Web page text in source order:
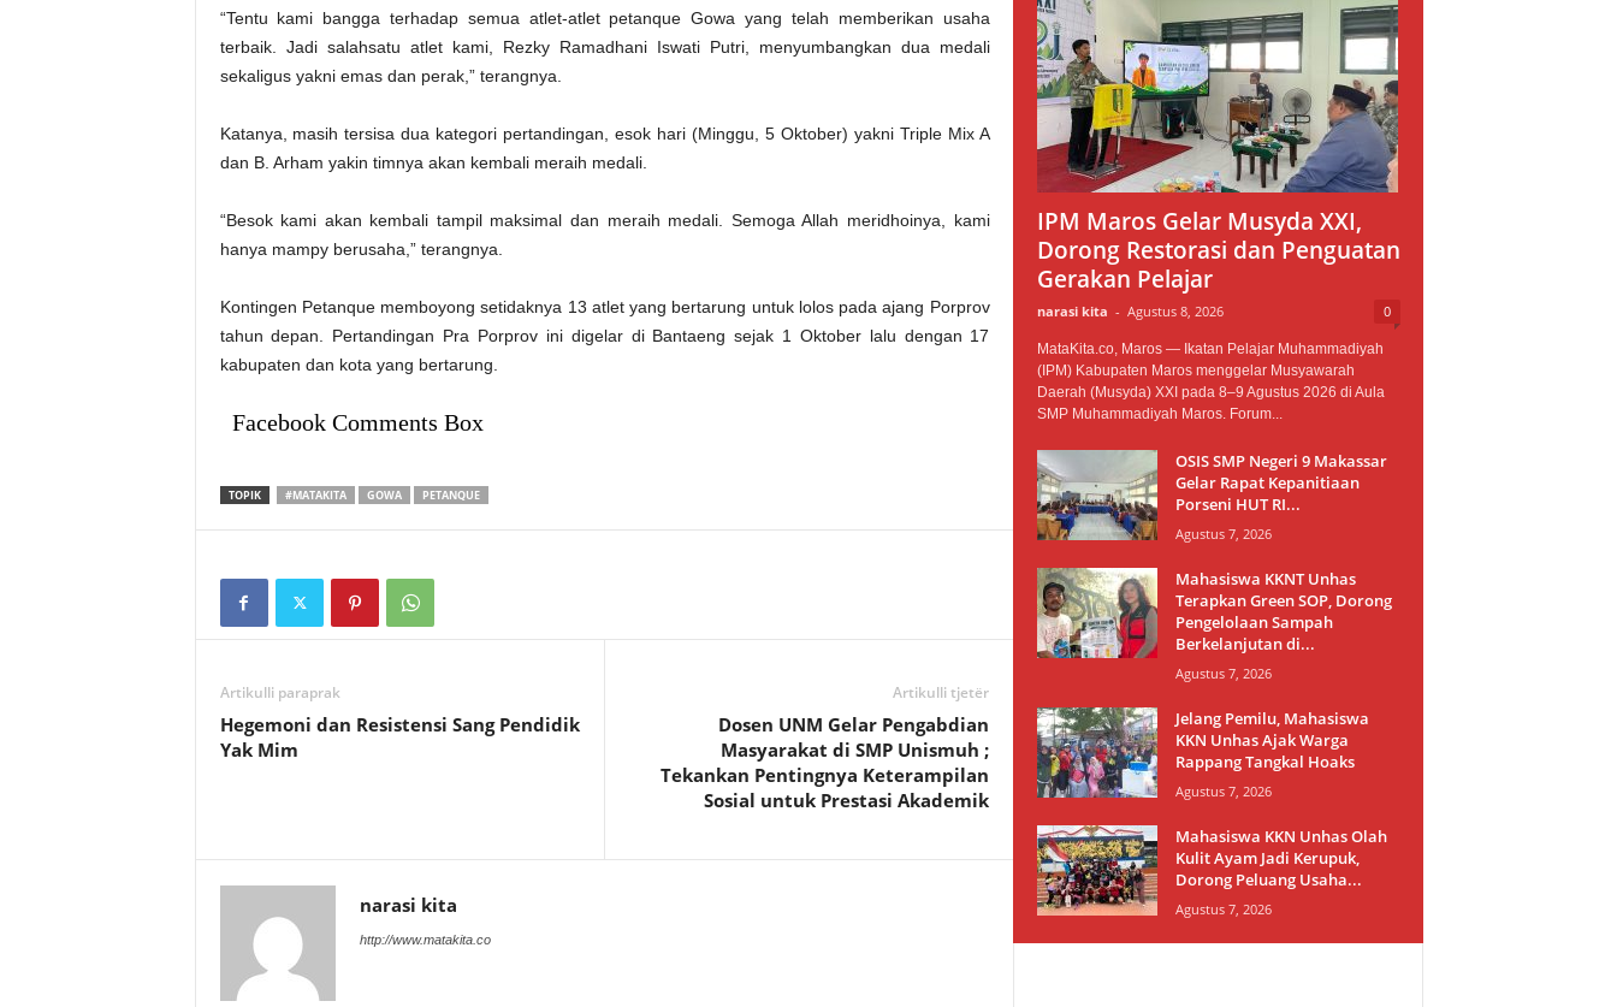
“Tentu kami bangga terhadap semua atlet-atlet petanque Gowa yang telah memberikan usaha
terbaik. Jadi salahsatu atlet kami, Rezky Ramadhani Iswati Putri, menyumbangkan dua medali
sekaligus yakni emas dan perak,” terangnya.
Katanya, masih tersisa dua kategori pertandingan, esok hari (Minggu, 5 Oktober) yakni Triple Mix A
dan B. Arham yakin timnya akan kembali meraih medali.
“Besok kami akan kembali tampil maksimal dan meraih medali. Semoga Allah meridhoinya, kami
hanya mampy berusaha,” terangnya.
Kontingen Petanque memboyong setidaknya 13 atlet yang bertarung untuk lolos pada ajang Porprov
tahun depan. Pertandingan Pra Porprov ini digelar di Bantaeng sejak 1 Oktober lalu dengan 17
kabupaten dan kota yang bertarung.
Facebook Comments Box
TOPIK #MATAKITA GOWA PETANQUE
Artikulli paraprak
Hegemoni dan Resistensi Sang Pendidik
Yak Mim
Artikulli tjetër
Dosen UNM Gelar Pengabdian
Masyarakat di SMP Unismuh ;
Tekankan Pentingnya Keterampilan
Sosial untuk Prestasi Akademik
narasi kita
http://www.matakita.co
IPM Maros Gelar Musyda XXI,
Dorong Restorasi dan Penguatan
Gerakan Pelajar
narasi kita - Agustus 8, 2026 0
MataKita.co, Maros — Ikatan Pelajar Muhammadiyah
(IPM) Kabupaten Maros menggelar Musyawarah
Daerah (Musyda) XXI pada 8–9 Agustus 2026 di Aula
SMP Muhammadiyah Maros. Forum...
OSIS SMP Negeri 9 Makassar
Gelar Rapat Kepanitiaan
Porseni HUT RI...
Agustus 7, 2026
Mahasiswa KKNT Unhas
Terapkan Green SOP, Dorong
Pengelolaan Sampah
Berkelanjutan di...
Agustus 7, 2026
Jelang Pemilu, Mahasiswa
KKN Unhas Ajak Warga
Rappang Tangkal Hoaks
Agustus 7, 2026
Mahasiswa KKN Unhas Olah
Kulit Ayam Jadi Kerupuk,
Dorong Peluang Usaha...
Agustus 7, 2026